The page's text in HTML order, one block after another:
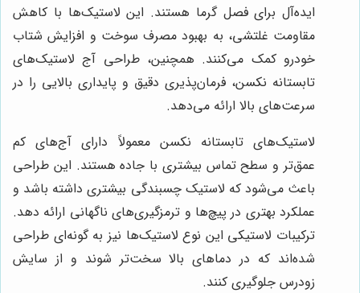
ایده‌آل برای فصل گرما هستند. این لاستیک‌ها با کاهش
مقاومت غلتشی، به بهبود مصرف سوخت و افزایش شتاب
خودرو کمک می‌کنند. همچنین، طراحی آج لاستیک‌های
تابستانه نکسن، فرمان‌پذیری دقیق و پایداری بالایی را در
سرعت‌های بالا ارائه می‌دهد.
لاستیک‌های تابستانه نکسن معمولاً دارای آج‌های کم
عمق‌تر و سطح تماس بیشتری با جاده هستند. این طراحی
باعث می‌شود که لاستیک چسبندگی بیشتری داشته باشد و
عملکرد بهتری در پیچ‌ها و ترمزگیری‌های ناگهانی ارائه دهد.
ترکیبات لاستیکی این نوع لاستیک‌ها نیز به گونه‌ای طراحی
شده‌اند که در دماهای بالا سخت‌تر شوند و از سایش
زودرس جلوگیری کنند.